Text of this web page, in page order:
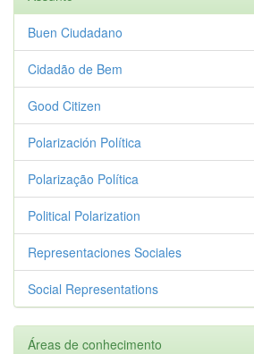
Buen Ciudadano
Cidadão de Bem
Good Citizen
Polarización Política
Polarização Política
Political Polarization
Representaciones Sociales
Social Representations
Áreas de conhecimento